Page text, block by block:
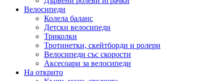
Велосипеди
Колела баланс
Детски велосипеди
Триколки
Тротинетки, скейтборди и ролери
Велосипеди със скорости
Аксесоари за велосипеди
На открито